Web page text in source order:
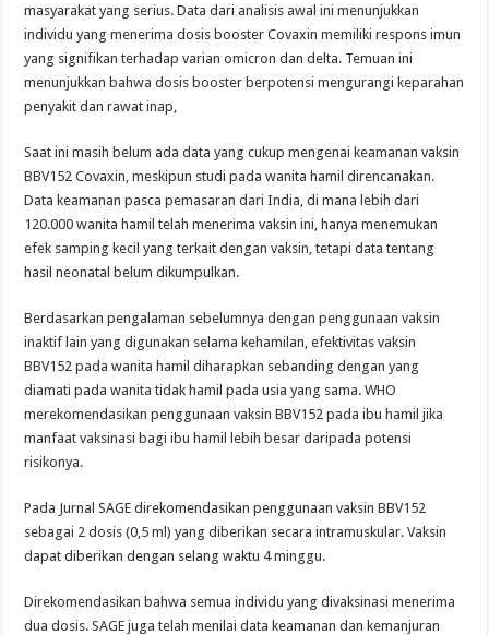
masyarakat yang serius. Data dari analisis awal ini menunjukkan
individu yang menerima dosis booster Covaxin memiliki respons imun
yang signifikan terhadap varian omicron dan delta. Temuan ini
menunjukkan bahwa dosis booster berpotensi mengurangi keparahan
penyakit dan rawat inap,
Saat ini masih belum ada data yang cukup mengenai keamanan vaksin
BBV152 Covaxin, meskipun studi pada wanita hamil direncanakan.
Data keamanan pasca pemasaran dari India, di mana lebih dari
120.000 wanita hamil telah menerima vaksin ini, hanya menemukan
efek samping kecil yang terkait dengan vaksin, tetapi data tentang
hasil neonatal belum dikumpulkan.
Berdasarkan pengalaman sebelumnya dengan penggunaan vaksin
inaktif lain yang digunakan selama kehamilan, efektivitas vaksin
BBV152 pada wanita hamil diharapkan sebanding dengan yang
diamati pada wanita tidak hamil pada usia yang sama. WHO
merekomendasikan penggunaan vaksin BBV152 pada ibu hamil jika
manfaat vaksinasi bagi ibu hamil lebih besar daripada potensi
risikonya.
Pada Jurnal SAGE direkomendasikan penggunaan vaksin BBV152
sebagai 2 dosis (0,5 ml) yang diberikan secara intramuskular. Vaksin
dapat diberikan dengan selang waktu 4 minggu.
Direkomendasikan bahwa semua individu yang divaksinasi menerima
dua dosis. SAGE juga telah menilai data keamanan dan kemanjuran